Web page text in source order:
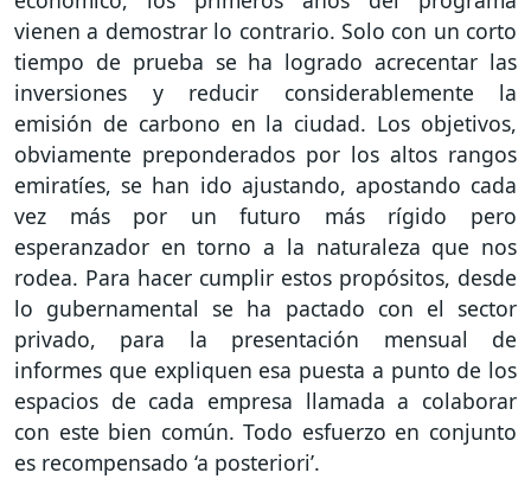
vienen a demostrar lo contrario. Solo con un corto
tiempo de prueba se ha logrado acrecentar las
inversiones y reducir considerablemente la
emisión de carbono en la ciudad. Los objetivos,
obviamente preponderados por los altos rangos
emiratíes, se han ido ajustando, apostando cada
vez más por un futuro más rígido pero
esperanzador en torno a la naturaleza que nos
rodea. Para hacer cumplir estos propósitos, desde
lo gubernamental se ha pactado con el sector
privado, para la presentación mensual de
informes que expliquen esa puesta a punto de los
espacios de cada empresa llamada a colaborar
con este bien común. Todo esfuerzo en conjunto
es recompensado ‘a posteriori’.